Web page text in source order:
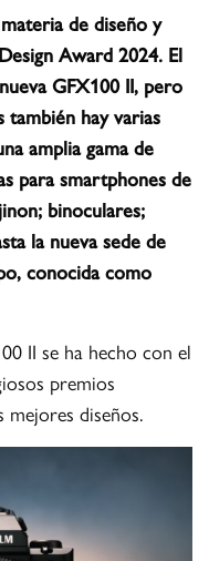
de diseño y
Award 2024. El
GFX100 II, pero
hay varias
amplia gama de
para smartphones de
binoculares;
la nueva sede de
conocida como
II se ha hecho con el
premios
diseños.